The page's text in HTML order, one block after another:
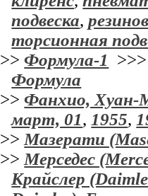
подвеска,
торсионная
>>Формула-1
Формула
>>Фанхио, Хуан-
март, 01, 1955,
>> Мазерати
>> Мерседес
Крайслер